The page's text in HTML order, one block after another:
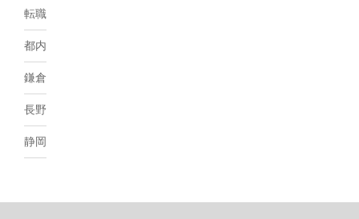
転職
都内
鎌倉
長野
静岡